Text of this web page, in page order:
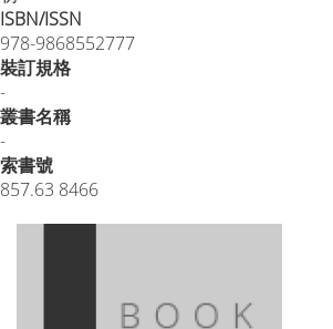
ISBN/ISSN
978-9868552777
裝訂規格
-
叢書名稱
-
索書號
857.63 8466